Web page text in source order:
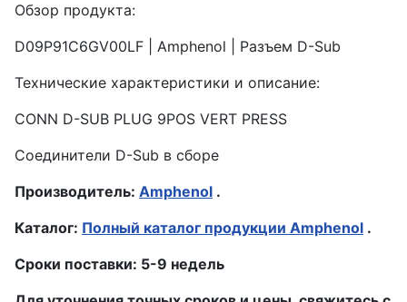
Обзор продукта:
D09P91C6GV00LF | Amphenol | Разъем D-Sub
Технические характеристики и описание:
CONN D-SUB PLUG 9POS VERT PRESS
Соединители D-Sub в сборе
Производитель: Amphenol .
Каталог: Полный каталог продукции Amphenol .
Сроки поставки: 5-9 недель